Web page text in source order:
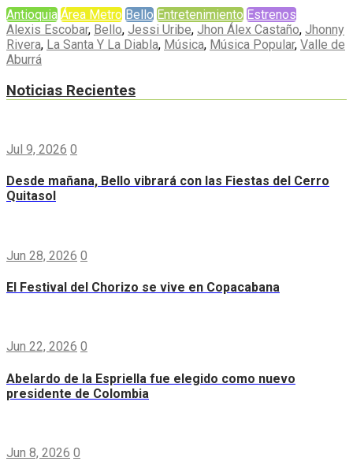
Antioquia Área Metro Bello Entretenimiento Estrenos
Alexis Escobar, Bello, Jessi Uribe, Jhon Álex Castaño, Jhonny
Rivera, La Santa Y La Diabla, Música, Música Popular, Valle de
Aburrá
Noticias Recientes
Jul 9, 2026 0
Desde mañana, Bello vibrará con las Fiestas del Cerro
Quitasol
Jun 28, 2026 0
El Festival del Chorizo se vive en Copacabana
Jun 22, 2026 0
Abelardo de la Espriella fue elegido como nuevo
presidente de Colombia
Jun 8, 2026 0